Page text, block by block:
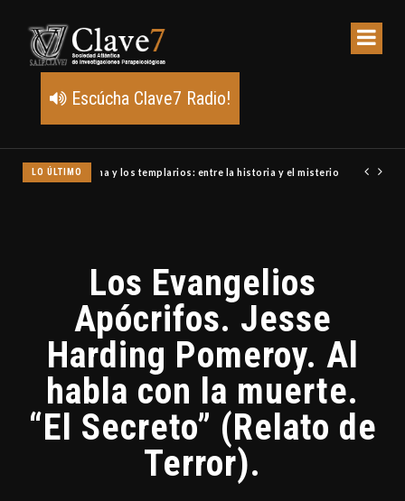
Escúcha Clave7 Radio!
LO ÚLTIMO Un meteoro explota sobre Estados Unidos y abre la pista
Los Evangelios
Apócrifos. Jesse
Harding Pomeroy. Al
habla con la muerte.
“El Secreto” (Relato de
Terror).